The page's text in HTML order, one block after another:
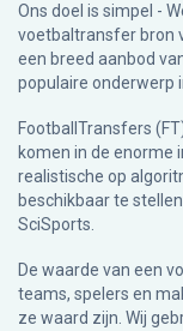
Ons doel is simpel -
voetbaltransfer bron
een breed aanbod
populaire onderwerp
FootballTransfers
komen in de enorme
realistische op
beschikbaar te
SciSports
De waarde van een
teams, spelers en
ze waard zijn. Wij